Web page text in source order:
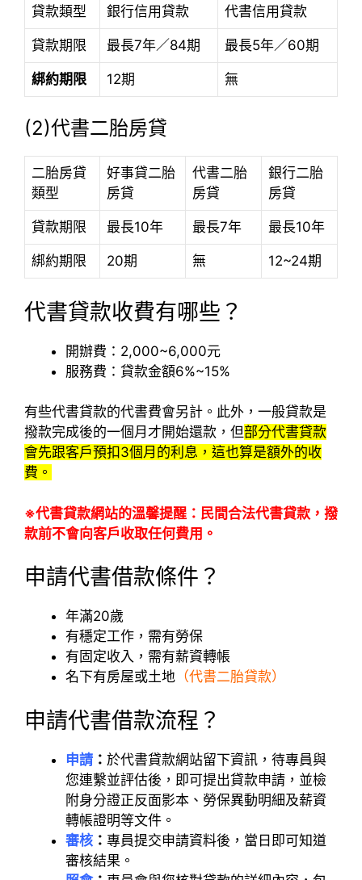
貸款類型 銀行信用貸款 代書信用貸款
貸款期限 最長7年／84期 最長5年／60期
綁約期限 12期 無
(2)代書二胎房貸
二胎房貸
類型
好事貸二胎
房貸
代書二胎
房貸
銀行二胎
房貸
貸款期限 最長10年 最長7年 最長10年
綁約期限 20期 無 12~24期
代書貸款收費有哪些？
開辦費：2,000~6,000元
服務費：貸款金額6%~15%
有些代書貸款的代書費會另計。此外，一般貸款是
撥款完成後的一個月才開始還款，但部分代書貸款
會先跟客戶預扣3個月的利息，這也算是額外的收
費。
※代書貸款網站的溫馨提醒：民間合法代書貸款，撥
款前不會向客戶收取任何費用。
申請代書借款條件？
年滿20歲
有穩定工作，需有勞保
有固定收入，需有薪資轉帳
名下有房屋或土地 （代書二胎貸款）
申請代書借款流程？
申請 ： 於代書貸款網站留下資訊，待專員與
您連繫並評估後，即可提出貸款申請，並檢
附身分證正反面影本、勞保異動明細及薪資
轉帳證明等文件。
審核 ： 專員提交申請資料後，當日即可知道
審核結果。